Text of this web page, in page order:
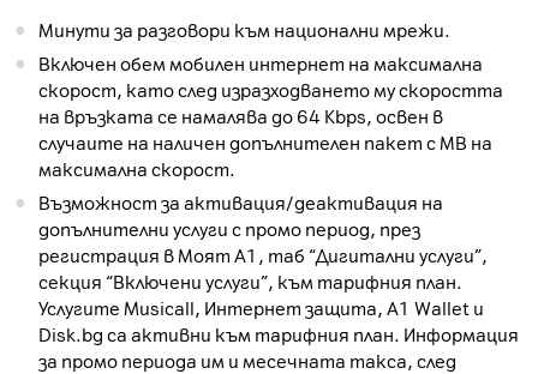
Минути за разговори към национални мрежи.
Включен обем мобилен интернет на максимална
скорост, като след изразходването му скоростта
на връзката се намалява до 64 Kbps, освен в
случаите на наличен допълнителен пакет с МВ на
максимална скорост.
Възможност за активация/деактивация на
допълнителни услуги с промо период, през
регистрация в Моят А1, таб “Дигитални услуги”,
секция “Включени услуги”, към тарифния план.
Услугите Musicall, Интернет защита, A1 Wallet и
Disk.bg са активни към тарифния план. Информация
за промо периода им и месечната такса, след